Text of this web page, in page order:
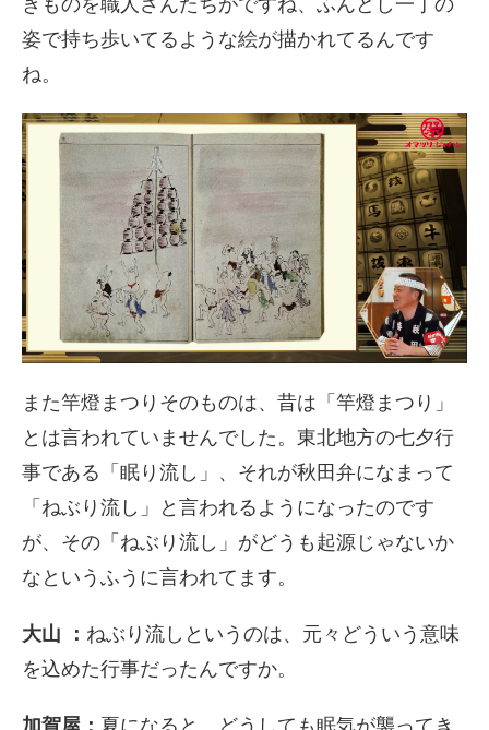
姿で持ち歩いてるような絵が描かれてるんです
ね。
また竿燈まつりそのものは、昔は「竿燈まつり」
とは言われていませんでした。東北地方の七夕行
事である「眠り流し」、それが秋田弁になまって
「ねぶり流し」と言われるようになったのです
が、その「ねぶり流し」がどうも起源じゃないか
なというふうに言われてます。
大山 ： ねぶり流しというのは、元々どういう意味
を込めた行事だったんですか。